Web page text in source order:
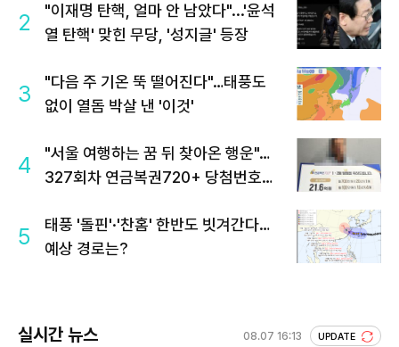
2
"이재명 탄핵, 얼마 안 남았다"...'윤석
열 탄핵' 맞힌 무당, '성지글' 등장
3
"다음 주 기온 뚝 떨어진다"…태풍도
없이 열돔 박살 낸 '이것'
4
"서울 여행하는 꿈 뒤 찾아온 행운"…
327회차 연금복권720+ 당첨번호조
5
태풍 '돌핀'·'찬홈' 한반도 빗겨간다…
예상 경로는?
실시간 뉴스 08.07 16:13 UPDATE